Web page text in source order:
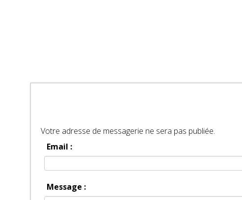
Votre adresse de messagerie ne sera pas publiée.
Email :
Message :